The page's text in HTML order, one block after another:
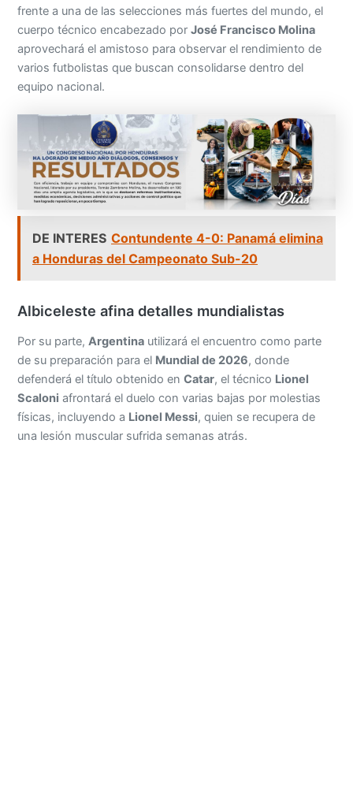
frente a una de las selecciones más fuertes del mundo, el
cuerpo técnico encabezado porJosé Francisco Molina
aprovechará el amistoso para observar el rendimiento de
varios futbolistas que buscan consolidarse dentro del
equipo nacional.
DE INTERES Contundente 4-0: Panamá elimina
a Honduras del Campeonato Sub-20
Albiceleste afina detalles mundialistas
Por su parte,Argentina utilizará el encuentro como parte
de su preparación para el Mundial de 2026, donde
defenderá el título obtenido enCatar, el técnico Lionel
Scaloni afrontará el duelo con varias bajas por molestias
físicas, incluyendo a Lionel Messi, quien se recupera de
una lesión muscular sufrida semanas atrás.